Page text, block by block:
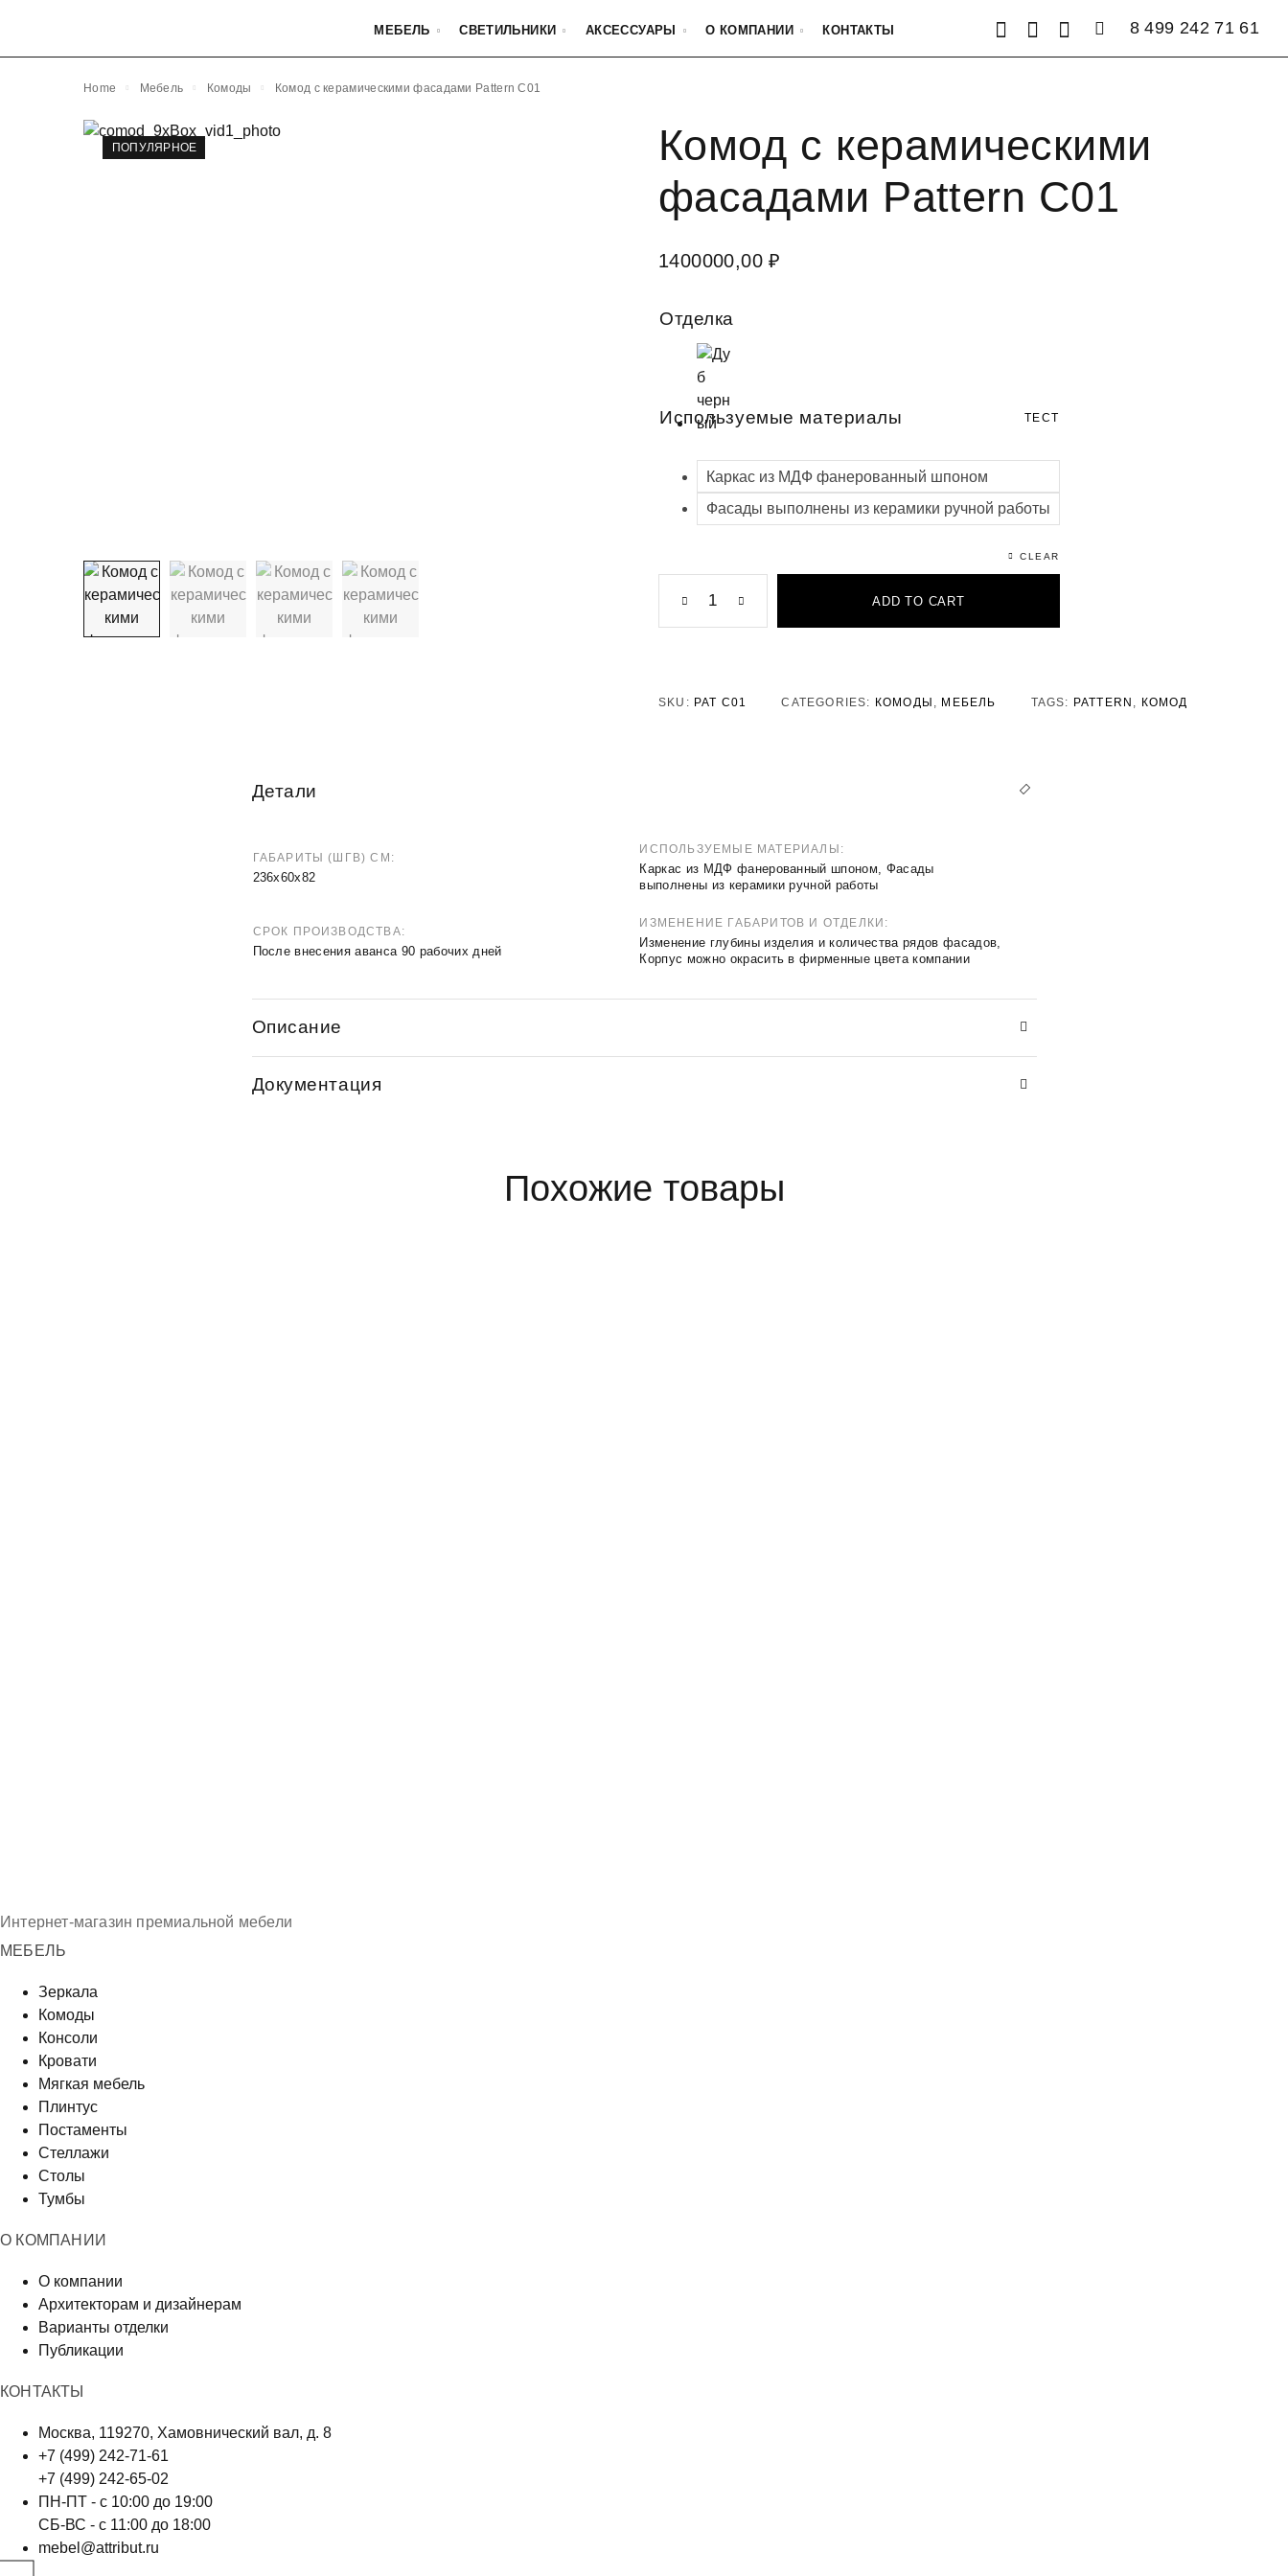
МЕБЕЛЬ СВЕТИЛЬНИКИ АКСЕССУАРЫ О КОМПАНИИ КОНТАКТЫ 8 499 242 71 61
Home Мебель Комоды Комод с керамическими фасадами Pattern C01
ПОПУЛЯРНОЕ
Комод с керамическими
фасадами Pattern C01
1400000,00₽
Отделка
ТЕСТ
Используемые материалы
Каркас из МДФ фанерованный шпоном
Фасады выполнены из керамики ручной работы
CLEAR
ADD TO CART
SKU: PAT C01 CATEGORIES: КОМОДЫ , МЕБЕЛЬ TAGS: PATTERN , КОМОД
Детали
ГАБАРИТЫ (ШГВ) СМ
236х60х82
ИСПОЛЬЗУЕМЫЕ МАТЕРИАЛЫ
Каркас из МДФ фанерованный шпоном, Фасады
выполнены из керамики ручной работы
СРОК ПРОИЗВОДСТВА
После внесения аванса 90 рабочих дней
ИЗМЕНЕНИЕ ГАБАРИТОВ И ОТДЕЛКИ
Изменение глубины изделия и количества рядов фасадов,
Корпус можно окрасить в фирменные цвета компании
Описание
Документация
Похожие товары
Интернет-магазин премиальной мебели
МЕБЕЛЬ
Зеркала
Комоды
Консоли
Кровати
Мягкая мебель
Плинтус
Постаменты
Стеллажи
Столы
Тумбы
О КОМПАНИИ
О компании
Архитекторам и дизайнерам
Варианты отделки
Публикации
КОНТАКТЫ
Москва, 119270, Хамовнический вал, д. 8
+7 (499) 242-71-61
+7 (499) 242-65-02
ПН-ПТ - с 10:00 до 19:00
СБ-ВС - с 11:00 до 18:00
mebel@attribut.ru